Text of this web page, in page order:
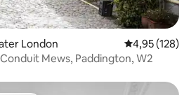
London Priemerné
4,95 (128)
Mews, Paddington, W2